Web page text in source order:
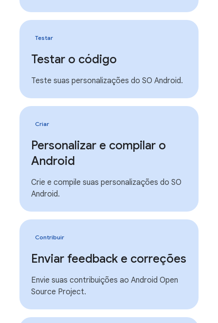
Testar
Testar o código
Teste suas personalizações do SO Android.
Criar
Personalizar e compilar o
Android
Crie e compile suas personalizações do SO
Android.
Contribuir
Enviar feedback e correções
Envie suas contribuições ao Android Open
Source Project.